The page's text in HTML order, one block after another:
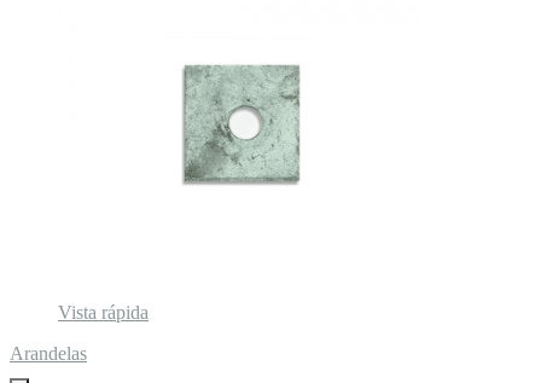
Vista rápida
Arandelas